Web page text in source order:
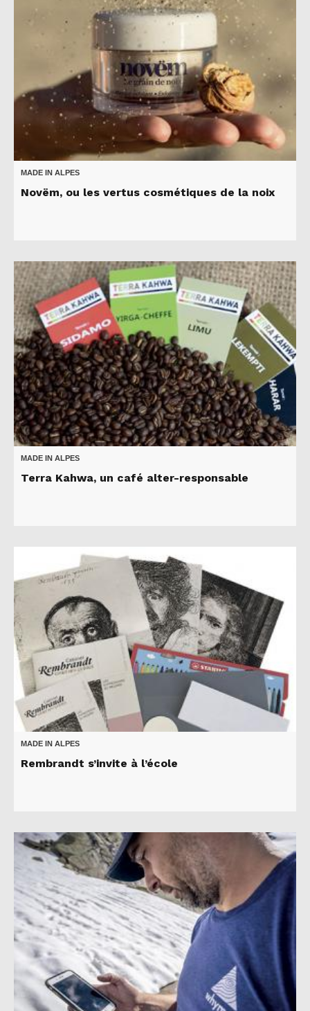
MADE IN ALPES
Novëm, ou les vertus cosmétiques de la noix
MADE IN ALPES
Terra Kahwa, un café alter-responsable
MADE IN ALPES
Rembrandt s’invite à l’école